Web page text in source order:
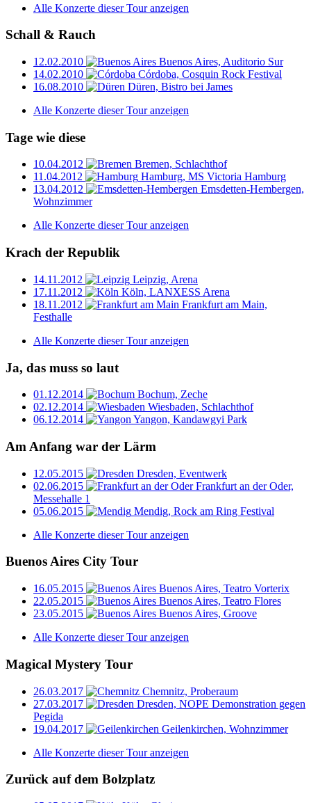
Alle Konzerte dieser Tour anzeigen
Schall & Rauch
12.02.2010
Buenos Aires, Auditorio Sur
14.02.2010
Córdoba, Cosquin Rock Festival
16.08.2010
Düren, Bistro bei James
Alle Konzerte dieser Tour anzeigen
Tage wie diese
10.04.2012
Bremen, Schlachthof
11.04.2012
Hamburg, MS Victoria Hamburg
13.04.2012
Emsdetten-Hembergen,
Wohnzimmer
Alle Konzerte dieser Tour anzeigen
Krach der Republik
14.11.2012
Leipzig, Arena
17.11.2012
Köln, LANXESS Arena
18.11.2012
Frankfurt am Main,
Festhalle
Alle Konzerte dieser Tour anzeigen
Ja, das muss so laut
01.12.2014
Bochum, Zeche
02.12.2014
Wiesbaden, Schlachthof
06.12.2014
Yangon, Kandawgyi Park
Am Anfang war der Lärm
12.05.2015
Dresden, Eventwerk
02.06.2015
Frankfurt an der Oder,
Messehalle 1
05.06.2015
Mendig, Rock am Ring Festival
Alle Konzerte dieser Tour anzeigen
Buenos Aires City Tour
16.05.2015
Buenos Aires, Teatro Vorterix
22.05.2015
Buenos Aires, Teatro Flores
23.05.2015
Buenos Aires, Groove
Alle Konzerte dieser Tour anzeigen
Magical Mystery Tour
26.03.2017
Chemnitz, Proberaum
27.03.2017
Dresden, NOPE Demonstration gegen
Pegida
19.04.2017
Geilenkirchen, Wohnzimmer
Alle Konzerte dieser Tour anzeigen
Zurück auf dem Bolzplatz